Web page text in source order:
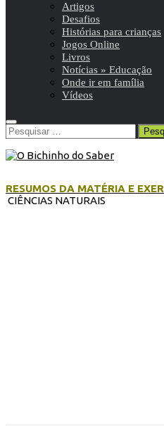
Artigos
Desafios
Histórias para crianças
Jogos Online
Livros
Notícias » Educação
Onde ir em família
Vídeos
Pesquisar
por:
RESUMOS DA MATÉRIA E
CIÊNCIAS NATURAIS